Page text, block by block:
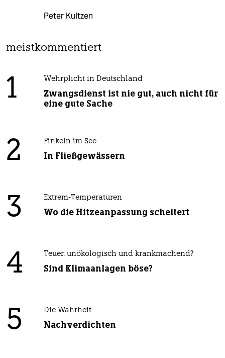
Peter Kultzen
meistkommentiert
1 Wehrplicht in Deutschland
Zwangsdienst ist nie gut, auch nicht für
eine gute Sache
2 Pinkeln im See
In Fließgewässern
3 Extrem-Temperaturen
Wo die Hitzeanpassung scheitert
4 Teuer, unökologisch und krankmachend?
Sind Klimaanlagen böse?
5 Die Wahrheit
Nachverdichten